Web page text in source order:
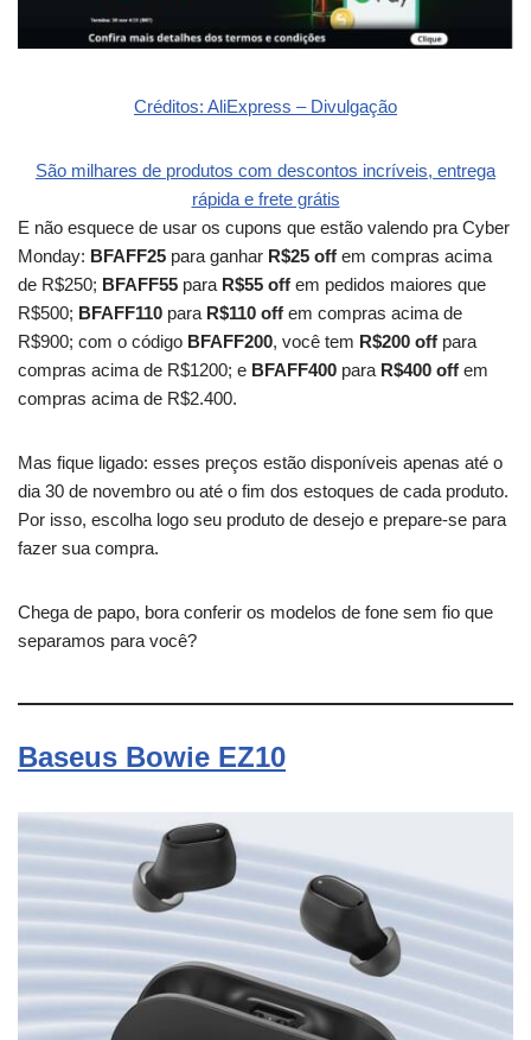
Créditos: AliExpress – Divulgação
São milhares de produtos com descontos incríveis, entrega
rápida e frete grátis
E não esquece de usar os cupons que estão valendo pra Cyber
Monday: BFAFF25 para ganhar R$25 off em compras acima
de R$250; BFAFF55 para R$55 off em pedidos maiores que
R$500; BFAFF110 para R$110 off em compras acima de
R$900; com o código BFAFF200, você tem R$200 off para
compras acima de R$1200; e BFAFF400 para R$400 off em
compras acima de R$2.400.
Mas fique ligado: esses preços estão disponíveis apenas até o
dia 30 de novembro ou até o fim dos estoques de cada produto.
Por isso, escolha logo seu produto de desejo e prepare-se para
fazer sua compra.
Chega de papo, bora conferir os modelos de fone sem fio que
separamos para você?
Baseus Bowie EZ10